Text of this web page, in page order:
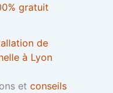
gratuit
de
à Lyon
et conseils